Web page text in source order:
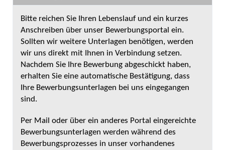
Bitte reichen Sie Ihren Lebenslauf und ein kurzes
Anschreiben über unser Bewerbungsportal ein.
Sollten wir weitere Unterlagen benötigen, werden
wir uns direkt mit Ihnen in Verbindung setzen.
Nachdem Sie Ihre Bewerbung abgeschickt haben,
erhalten Sie eine automatische Bestätigung, dass
Ihre Bewerbungsunterlagen bei uns eingegangen
sind.
Per Mail oder über ein anderes Portal eingereichte
Bewerbungsunterlagen werden während des
Bewerbungsprozesses in unser vorhandenes